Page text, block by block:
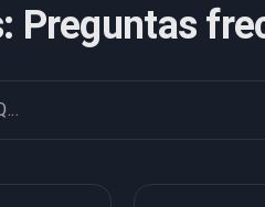
Preguntas